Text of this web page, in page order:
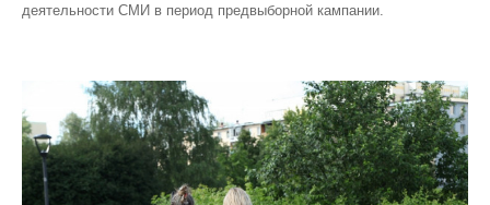
деятельности СМИ в период предвыборной кампании.